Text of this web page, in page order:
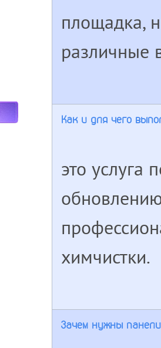
площадка,
различные
Как и для чего
это услуга
химчистки.
Зачем нужны